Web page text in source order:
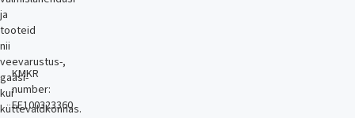
ja
tooteid
nii
veevarustus-,
gaasi-
kui
küttevaldkonnas.
KMKR
number:
EE100323360